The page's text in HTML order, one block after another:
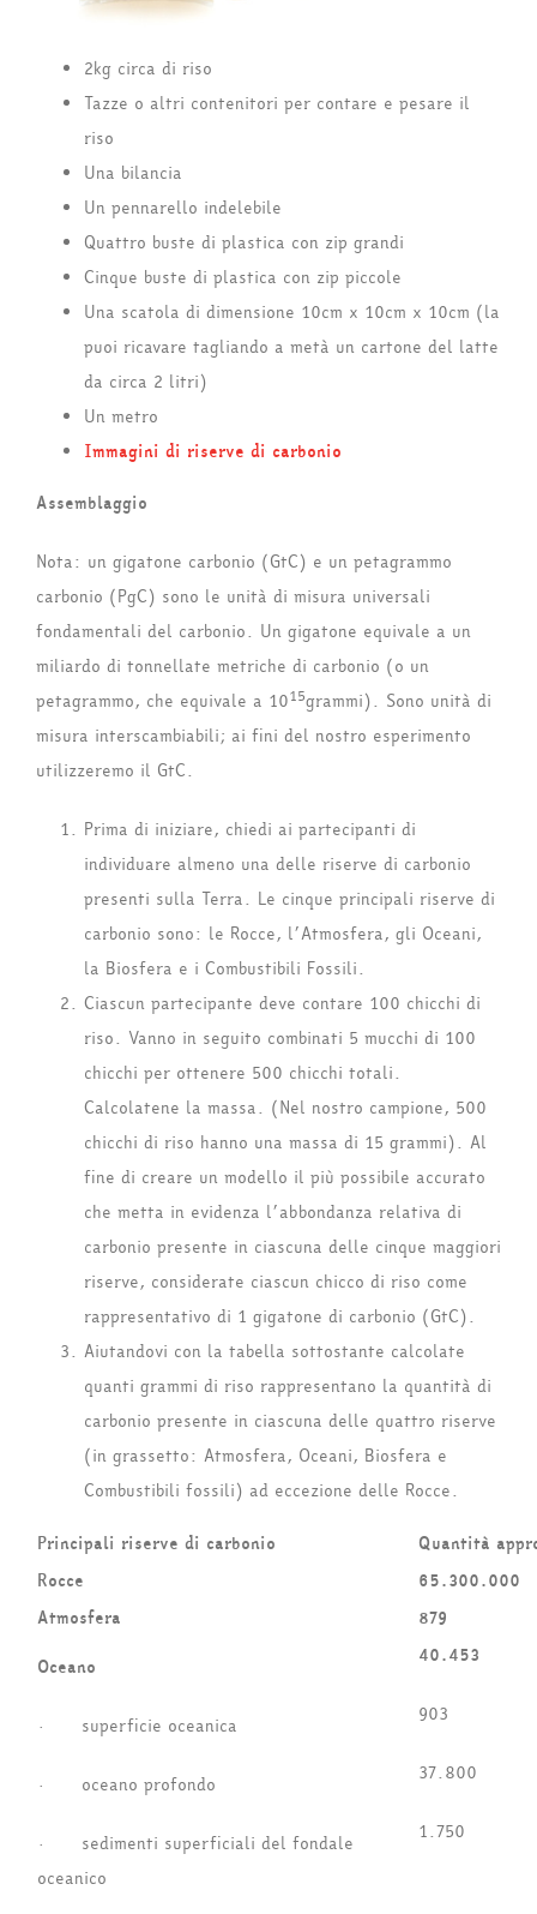
2kg circa di riso
Tazze o altri contenitori per contare e pesare il
riso
Una bilancia
Un pennarello indelebile
Quattro buste di plastica con zip grandi
Cinque buste di plastica con zip piccole
Una scatola di dimensione 10cm x 10cm x 10cm (la
puoi ricavare tagliando a metà un cartone del latte
da circa 2 litri)
Un metro
Immagini di riserve di carbonio
Assemblaggio
Nota: un gigatone carbonio (GtC) e un petagrammo
carbonio (PgC) sono le unità di misura universali
fondamentali del carbonio. Un gigatone equivale a un
miliardo di tonnellate metriche di carbonio (o un
petagrammo, che equivale a 1015grammi). Sono unità di
misura interscambiabili; ai fini del nostro esperimento
utilizzeremo il GtC.
Prima di iniziare, chiedi ai partecipanti di
individuare almeno una delle riserve di carbonio
presenti sulla Terra. Le cinque principali riserve di
carbonio sono: le Rocce, l’Atmosfera, gli Oceani,
la Biosfera e i Combustibili Fossili.
Ciascun partecipante deve contare 100 chicchi di
riso. Vanno in seguito combinati 5 mucchi di 100
chicchi per ottenere 500 chicchi totali.
Calcolatene la massa. (Nel nostro campione, 500
chicchi di riso hanno una massa di 15 grammi). Al
fine di creare un modello il più possibile accurato
che metta in evidenza l’abbondanza relativa di
carbonio presente in ciascuna delle cinque maggiori
riserve, considerate ciascun chicco di riso come
rappresentativo di 1 gigatone di carbonio (GtC).
Aiutandovi con la tabella sottostante calcolate
quanti grammi di riso rappresentano la quantità di
carbonio presente in ciascuna delle quattro riserve
(in grassetto: Atmosfera, Oceani, Biosfera e
Combustibili fossili) ad eccezione delle Rocce.
Principali riserve di carbonio
Quantità
Rocce
65.300.000
Atmosfera
879
Oceano
· superficie oceanica
· oceano profondo
· sedimenti superficiali del fondale
oceanico
40.453
903
37.800
1.750